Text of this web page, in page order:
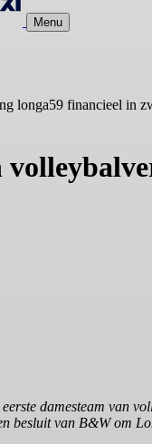
Menu
longa59 financieel in
damesteam van
besluit van B&W om